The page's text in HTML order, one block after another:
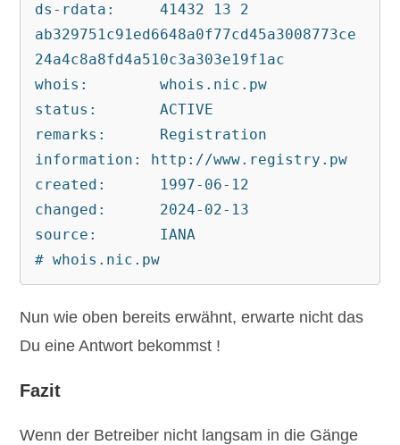
ds-rdata:     41432 13 2
ab329751c91ed6648a0f77cd45a3008773ce
24a4c8a8fd4a510c3a303e19f1ac
whois:        whois.nic.pw
status:       ACTIVE
remarks:      Registration
information: http://www.registry.pw
created:      1997-06-12
changed:      2024-02-13
source:       IANA
# whois.nic.pw
Nun wie oben bereits erwähnt, erwarte nicht das
Du eine Antwort bekommst !
Fazit
Wenn der Betreiber nicht langsam in die Gänge